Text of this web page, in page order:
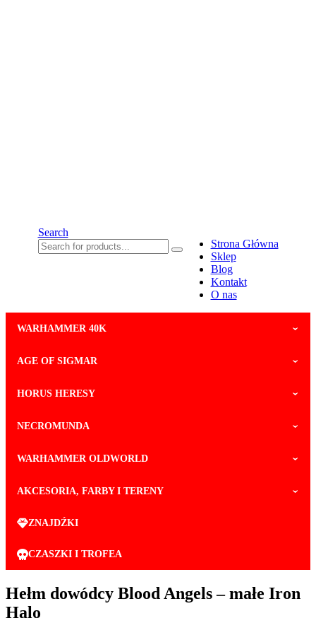
Search
Strona Główna
Sklep
Blog
Kontakt
O nas
WARHAMMER 40K
AGE OF SIGMAR
HORUS HERESY
NECROMUNDA
WARHAMMER OLDWORLD
AKCESORIA, FARBY I TERENY
ZNAJDŹKI
CZASZKI I TROFEA
Hełm dowódcy Blood Angels – małe Iron
Halo